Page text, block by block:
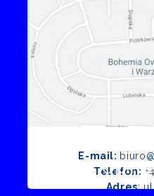
E-mail:
Telefon:
Adres: